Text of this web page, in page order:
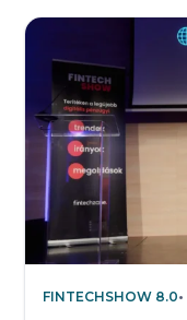
FINTECHSHOW 8.0